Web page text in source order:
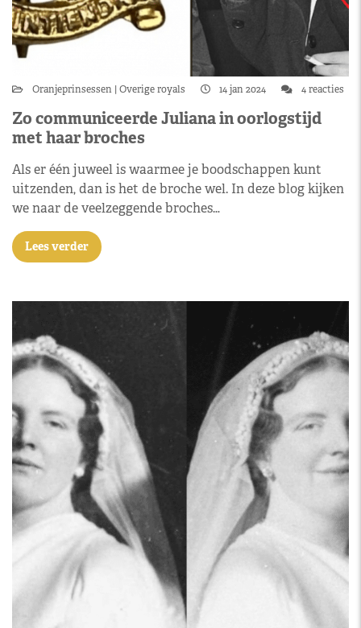
Oranjeprinsessen Overige royals 14 jan 2024 4 reacties
Zo communiceerde Juliana in oorlogstijd
met haar broches
Als er één juweel is waarmee je boodschappen kunt
uitzenden, dan is het de broche wel. In deze blog kijken
we naar de veelzeggende broches…
Lees verder